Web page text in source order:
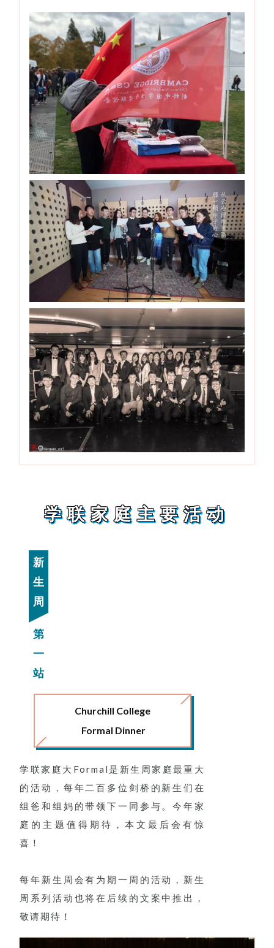
学联家庭主要活动
新
生
周
第
一
站
Churchill College
Formal Dinner
学联家庭大Formal是新生周家庭最重大
的活动，每年二百多位剑桥的新生们在
组爸和组妈的带领下一同参与。今年家
庭的主题值得期待，本文最后会有惊
喜！
每年新生周会有为期一周的活动，新生
周系列活动也将在后续的文案中推出，
敬请期待！